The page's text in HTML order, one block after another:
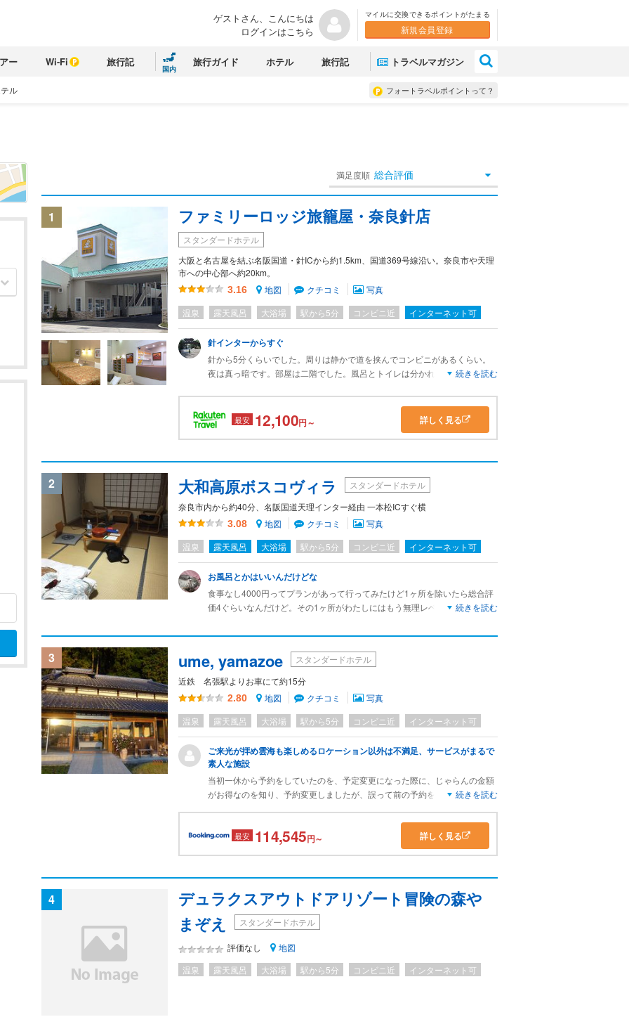
ゲストさん、こんにちは
ログインはこちら
マイルに交換できるポイントがたまる
新規会員登録
ー Wi-Fi 旅行記
国内
旅行ガイド ホテル 旅行記 トラベルマガジン
フォートラベルポイントって？
ル
満足度順 総合評価
1 ファミリーロッジ旅籠屋・奈良針店
スタンダードホテル
大阪と名古屋を結ぶ名阪国道・針ICから約1.5km、国道369号線沿い。奈良市や天理
市への中心部へ約20km。
3.16 地図 クチコミ
写真
温泉
露天風呂 大浴場 駅から5分 コンビニ近 インターネット可
針インターからすぐ
針から5分くらいでした。周りは静かで道を挟んでコンビニがあるくらい。
夜は真っ暗です。部屋は二階でした。風呂とトイレは分かれていますし、ベ
に持ってきて食べられます。フロント前に食べる場所というのは特にありま
せんから、みなさん部屋に持って行っていました。前のコンビニはお酒やタ
バコもあります！
続きを読む
最安 12,100円～ 詳しく見る
2 大和高原ボスコヴィラ
スタンダードホテル
奈良市内から約40分、名阪国道天理インター経由 一本松ICすぐ横
3.08 地図 クチコミ
写真
温泉
露天風呂 大浴場 駅から5分 コンビニ近 インターネット可
お風呂とかはいいんだけどな
食事なし4000円ってプランがあって行ってみたけど1ヶ所を除いたら総合評
価4ぐらいなんだけど。その1ヶ所がわたしにはもう無理レベルでした。お部
大浴場もよかった。サッカーの子供達やマンドリンの練習の子供たちがたく
さん宿泊していてちょっと騒がしいけどまぁ大丈夫なレベル。何がダメかっ
て部屋にあるトイレ。部屋の戸をあけてスリッパをはいてトイレに行くんだ
けど洗面台もトイレの入り口の横、そこもスリッパか靴履いて使う。トイレ
が臭くってたまらんかった。鼻に臭いついてずっと臭かった。日本の宿泊施
設のトイレであんな臭いの初めてです。中国のちょっと田舎の3つ星ホテル
のトイレ思い出しました。残念ながらリピ絶対なしです。
続きを読む
3 ume, yamazoe
スタンダードホテル
近鉄 名張駅よりお車にて約15分
2.80 地図 クチコミ
写真
温泉
露天風呂 大浴場 駅から5分 コンビニ近 インターネット可
ご来光が拝め雲海も楽しめるロケーション以外は不満足、サービスがまるで
素人な施設
当初一休から予約をしていたのを、予定変更になった際に、じゃらんの金額
がお得なのを知り、予約変更しましたが、誤って前の予約を1件消し忘れて
り。その言い方や態度も事務的で感じが悪く、問い合わせ電話にも出ないこ
とが多く、正直行くこと自体途中で迷い始めていましたが、折角計画したの
で、行ってみましたが、やはり不安的中。ご来光や雲海を楽しめるロケーシ
が多いこと以外はまずまずでしたが、苦手食材を聞いておきながら、ほぼ配
慮がなかった(苦手な脂身の多い肉が朝食にまで使われていた)、食べ終わっ
た後に、薬味が出てきた、ご飯ものと汁もののタイミングがずれていた、駅
からの送迎の際、約束時間に5分以上遅れた、キャンセル料の件で気を悪く
したのか、オーナーからは挨拶もなかった、ワクチン接種キャンペーンの見
解でも食い違いがあり、さんざん待たされたなど切りがない位問題多く。サ
ービスに携わる人たちとしてまるで素人でした。宿泊翌日朝にサウナの案内
と駅まで車で送ってくれた男性スタッフは心遣いのある気持ちの良い方でし
続きを読む
最安 114,545円～ 詳しく見る
4
デュラクスアウトドアリゾート冒険の森や
まぞえ
スタンダードホテル
評価なし
地図
温泉
露天風呂 大浴場 駅から5分 コンビニ近 インターネット可